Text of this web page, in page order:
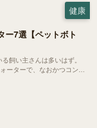
健康
ー7選【ペットボト
飼い主さんは多いはず。
ーターで、なおかつコンビ